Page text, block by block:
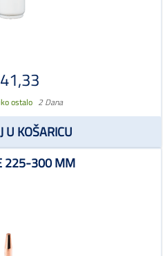
ostalo 2 Dana
U KOŠARICU
225-300 MM